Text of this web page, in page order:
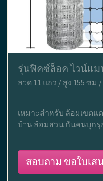
รุ่นฟิคซ์ล็อค ไวน์แม
ลวด 11 แถว / สูง 155 ซม
เหมาะสำหรับ ล้อมเขต
บ้าน ล้อมสวน กันคนบุกรุ
สอบถาม ขอใบเส